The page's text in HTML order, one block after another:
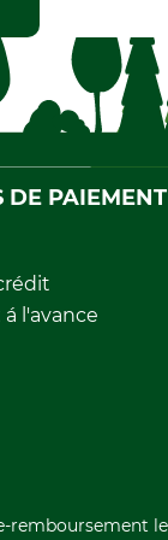
DE PAIEMENT
l'avance
remboursement